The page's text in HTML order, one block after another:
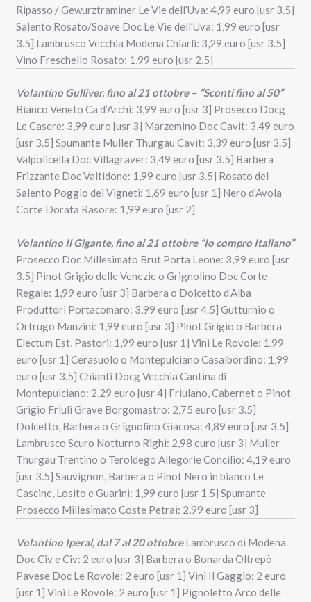
Ripasso / Gewurztraminer Le Vie dell’Uva: 4,99 euro [usr 3.5]
Salento Rosato/Soave Doc Le Vie dell’Uva: 1,99 euro [usr
3.5] Lambrusco Vecchia Modena Chiarli: 3,29 euro [usr 3.5]
Vino Freschello Rosato: 1,99 euro [usr 2.5]
Volantino Gulliver, fino al 21 ottobre – “Sconti fino al 50”
Bianco Veneto Ca d’Archi: 3,99 euro [usr 3] Prosecco Docg
Le Casere: 3,99 euro [usr 3] Marzemino Doc Cavit: 3,49 euro
[usr 3.5] Spumante Muller Thurgau Cavit: 3,39 euro [usr 3.5]
Valpolicella Doc Villagraver: 3,49 euro [usr 3.5] Barbera
Frizzante Doc Valtidone: 1,99 euro [usr 3.5] Rosato del
Salento Poggio dei Vigneti: 1,69 euro [usr 1] Nero d’Avola
Corte Dorata Rasore: 1,99 euro [usr 2]
Volantino Il Gigante, fino al 21 ottobre “Io compro Italiano”
Prosecco Doc Millesimato Brut Porta Leone: 3,99 euro [usr
3.5] Pinot Grigio delle Venezie o Grignolino Doc Corte
Regale: 1,99 euro [usr 3] Barbera o Dolcetto d’Alba
Produttori Portacomaro: 3,99 euro [usr 4.5] Gutturnio o
Ortrugo Manzini: 1,99 euro [usr 3] Pinot Grigio o Barbera
Electum Est, Pastori: 1,99 euro [usr 1] Vini Le Rovole: 1,99
euro [usr 1] Cerasuolo o Montepulciano Casalbordino: 1,99
euro [usr 3.5] Chianti Docg Vecchia Cantina di
Montepulciano: 2,29 euro [usr 4] Friulano, Cabernet o Pinot
Grigio Friuli Grave Borgomastro: 2,75 euro [usr 3.5]
Dolcetto, Barbera o Grignolino Giacosa: 4,89 euro [usr 3.5]
Lambrusco Scuro Notturno Righi: 2,98 euro [usr 3] Muller
Thurgau Trentino o Teroldego Allegorie Concilio: 4,19 euro
[usr 3.5] Sauvignon, Barbera o Pinot Nero in bianco Le
Cascine, Losito e Guarini: 1,99 euro [usr 1.5] Spumante
Prosecco Millesimato Coste Petrai: 2,99 euro [usr 3]
Volantino Iperal, dal 7 al 20 ottobreLambrusco di Modena
Doc Civ e Civ: 2 euro [usr 3] Barbera o Bonarda Oltrepò
Pavese Doc Le Rovole: 2 euro [usr 1] Vini Il Gaggio: 2 euro
[usr 1] Vini Le Rovole: 2 euro [usr 1] Pignoletto Arco delle